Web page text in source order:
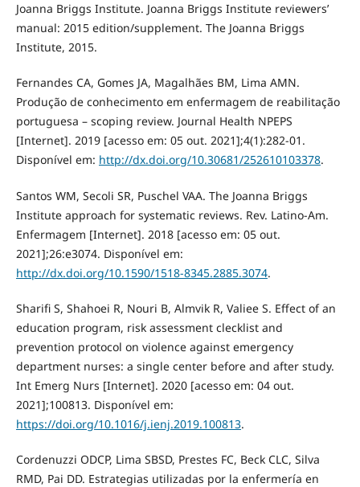
Joanna Briggs Institute. Joanna Briggs Institute reviewers’
manual: 2015 edition/supplement. The Joanna Briggs
Institute, 2015.
Fernandes CA, Gomes JA, Magalhães BM, Lima AMN.
Produção de conhecimento em enfermagem de reabilitação
portuguesa – scoping review. Journal Health NPEPS
[Internet]. 2019 [acesso em: 05 out. 2021];4(1):282-01.
Disponível em: http://dx.doi.org/10.30681/252610103378.
Santos WM, Secoli SR, Puschel VAA. The Joanna Briggs
Institute approach for systematic reviews. Rev. Latino-Am.
Enfermagem [Internet]. 2018 [acesso em: 05 out.
2021];26:e3074. Disponível em:
http://dx.doi.org/10.1590/1518-8345.2885.3074.
Sharifi S, Shahoei R, Nouri B, Almvik R, Valiee S. Effect of an
education program, risk assessment clecklist and
prevention protocol on violence against emergency
department nurses: a single center before and after study.
Int Emerg Nurs [Internet]. 2020 [acesso em: 04 out.
2021];100813. Disponível em:
https://doi.org/10.1016/j.ienj.2019.100813.
Cordenuzzi ODCP, Lima SBSD, Prestes FC, Beck CLC, Silva
RMD, Pai DD. Estrategias utilizadas por la enfermería en